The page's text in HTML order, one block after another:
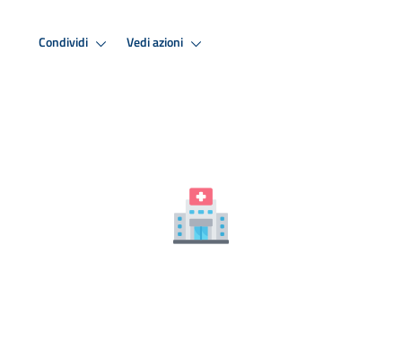
Condividi Vedi azioni